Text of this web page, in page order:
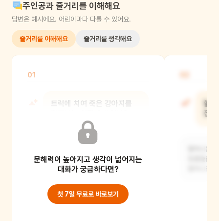
주인공과 줄거리를 이해해요
답변은 예시에요. 어린이마다 다를 수 있어요.
줄거리를 이해해요 줄거리를 생각해요
01
트럭에 치여 죽은 강아지를
동물들이 많이 있었지요.
문해력이 높아지고 생각이 넓어지는
대화가 궁금하다면?
첫 7일 무료로 바로보기
할
집
할머니는
동물들을
할머니집